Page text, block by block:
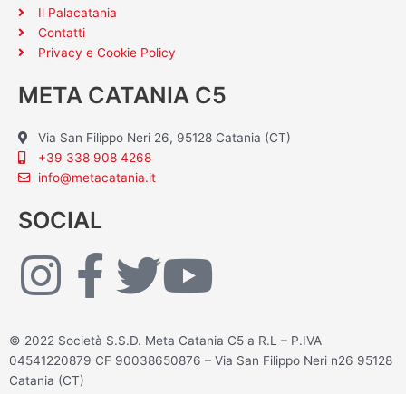
Il Palacatania
Contatti
Privacy e Cookie Policy
META CATANIA C5
Via San Filippo Neri 26, 95128 Catania (CT)
+39 338 908 4268
info@metacatania.it
SOCIAL
I
s
F
a
c
T
i
Y
u
© 2022 Società S.S.D. Meta Catania C5 a R.L – P.IVA
04541220879 CF 90038650876 – Via San Filippo Neri n26 95128
Catania (CT)